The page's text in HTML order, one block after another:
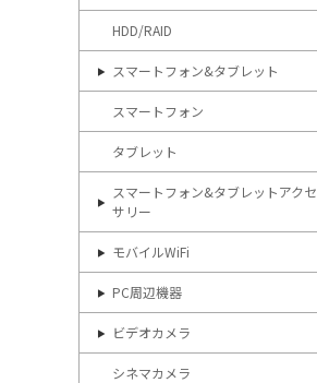
HDD/RAID
スマートフォン&タブレット
スマートフォン
タブレット
スマートフォン&タブレットアクセ
サリー
モバイルWiFi
PC周辺機器
ビデオカメラ
シネマカメラ